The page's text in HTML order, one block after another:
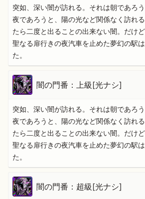
突如、深い闇が訪れる。それは朝であろ
夜であろうと、陽の光など関係なく訪れ
たら二度と出ることの出来ない闇。だけ
聖なる扉行きの夜汽車を止めた夢幻の駅
た。
闇の門番：上級[光ナシ]
突如、深い闇が訪れる。それは朝であろ
夜であろうと、陽の光など関係なく訪れ
たら二度と出ることの出来ない闇。だけ
聖なる扉行きの夜汽車を止めた夢幻の駅
た。
闇の門番：超級[光ナシ]